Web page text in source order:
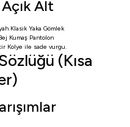
Alt
Klasik Yaka Gömlek
Kumaş Pantolon
Kolye ile sade vurgu.
(Kısa